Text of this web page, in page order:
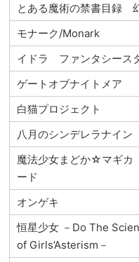
とある魔術の禁書目録
モナーク/Monark
イドラ ファンタシース
ゲートオブナイトメア
白猫プロジェクト
八月のシンデレラナイン
魔法少女まどか☆マギカ
ード
オンゲキ
恒星少女 －Do The
of Girls’Asterism－